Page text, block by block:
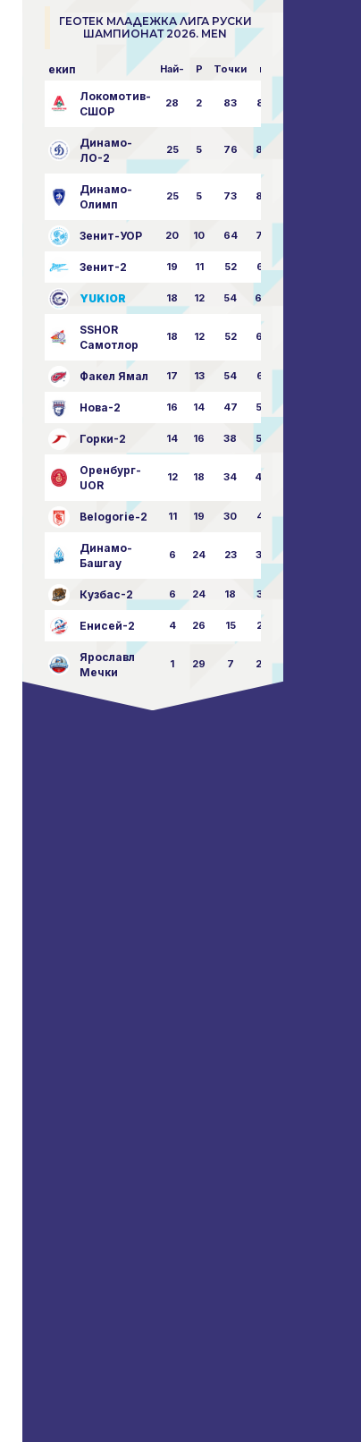
ГЕОТЕК МЛАДЕЖКА ЛИГА РУСКИ
ШАМПИОНАТ 2026. MEN
екип Най- P Точки пара
Локомотив-
СШОР
28 2 83 85:14
Динамо-
ЛО-2
25 5 76 82:30
Динамо-
Олимп
25 5 73 80:32
Зенит-УОР 20 10 64 74:43
Зенит-2 19 11 52 68:51
YUKIOR 18 12 54 64:46
SSHOR
Самотлор
18 12 52 64:50
Факел Ямал 17 13 54 65:52
Нова-2 16 14 47 58:57
Горки-2 14 16 38 50:63
Оренбург-
UOR
12 18 34 49:67
Belogorie-2 11 19 30 44:71
Динамо-
Башгау
6 24 23 36:75
Кузбас-2 6 24 18 35:82
Енисей-2 4 26 15 25:82
Ярославл
Мечки
1 29 7 23:87